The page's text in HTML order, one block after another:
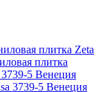
плитка Zeta
плитка
5 Венеция